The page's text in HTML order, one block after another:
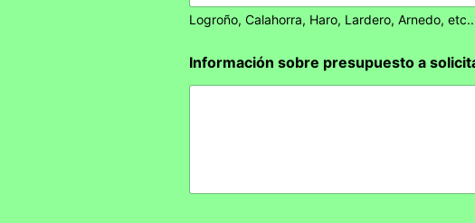
Logroño, Calahorra, Haro, Lardero, Arnedo,
Información sobre presupuesto a